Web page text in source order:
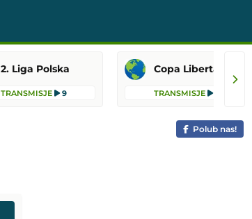
2. Liga Polska
TRANSMISJE 9 TRANSMISJE 6
Polub nas!